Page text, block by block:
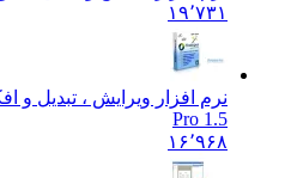
۱۹٬۷۳۱
نرم افزار ویرایش ، تبدیل
Pro 1.5
۱۶٬۹۶۸